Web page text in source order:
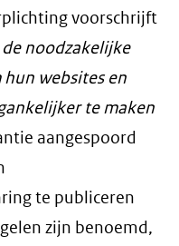
voorschrijft
noodzakelijke
websites en
te maken
aangespoord
te publiceren
zijn benoemd,